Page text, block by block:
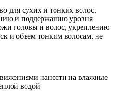
для сухих и тонких волос.
и поддержанию уровня
головы и волос, укреплению
и объем тонким волосам, не
нанести на влажные
водой.